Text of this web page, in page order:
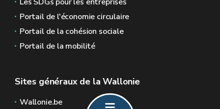
Portail de l'économie circulaire
Portail de la cohésion sociale
Portail de la mobilité
Sites généraux de la Wallonie
Wallonie.be